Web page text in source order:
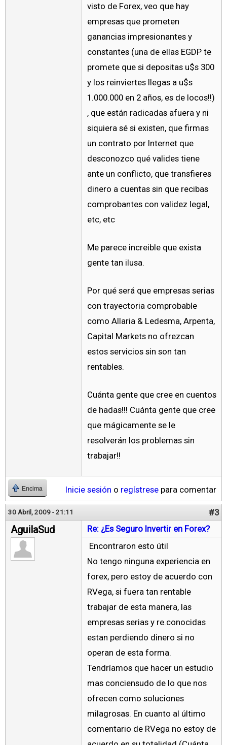
visto de Forex, veo que hay
empresas que prometen
ganancias impresionantes y
constantes (una de ellas EGDP te
promete que si depositas u$s 300
y los reinviertes llegas a u$s
1.000.000 en 2 años, es de locos!!)
, que están radicadas afuera y ni
siquiera sé si existen, que firmas
un contrato por Internet que
desconozco qué valides tiene
ante un conflicto, que transfieres
dinero a cuentas sin que recibas
comprobantes con validez legal,
etc, etc
Me parece increible que exista
gente tan ilusa.
Por qué será que empresas serias
con trayectoria comprobable
como Allaria & Ledesma, Arpenta,
Capital Markets no ofrezcan
estos servicios sin son tan
rentables.
Cuánta gente que cree en cuentos
de hadas!!! Cuánta gente que cree
que mágicamente se le
resolverán los problemas sin
trabajar!!
Encima Inicie sesión o regístrese para comentar
30 Abril, 2009 - 21:11 #3
AguilaSud
Re: ¿Es Seguro Invertir en Forex?
Encontraron esto útil
No tengo ninguna experiencia en
forex, pero estoy de acuerdo con
RVega, si fuera tan rentable
trabajar de esta manera, las
empresas serias y re.conocidas
estan perdiendo dinero si no
operan de esta forma.
Tendríamos que hacer un estudio
mas conciensudo de lo que nos
ofrecen como soluciones
milagrosas. En cuanto al último
comentario de RVega no estoy de